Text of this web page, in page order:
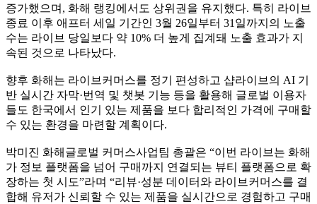
증가했으며, 화해 랭킹에서도 상위권을 유지했다. 특히 라이브
종료 이후 애프터 세일 기간인 3월 26일부터 31일까지의 노출
수는 라이브 당일보다 약 10% 더 높게 집계돼 노출 효과가 지
속된 것으로 나타났다.
향후 화해는 라이브커머스를 정기 편성하고 샵라이브의 AI 기
반 실시간 자막·번역 및 챗봇 기능 등을 활용해 글로벌 이용자
들도 한국에서 인기 있는 제품을 보다 합리적인 가격에 구매할
수 있는 환경을 마련할 계획이다.
박미진 화해글로벌 커머스사업팀 총괄은 “이번 라이브는 화해
가 정보 플랫폼을 넘어 구매까지 연결되는 뷰티 플랫폼으로 확
장하는 첫 시도”라며 “리뷰·성분 데이터와 라이브커머스를 결
합해 유저가 신뢰할 수 있는 제품을 실시간으로 경험하고 구매